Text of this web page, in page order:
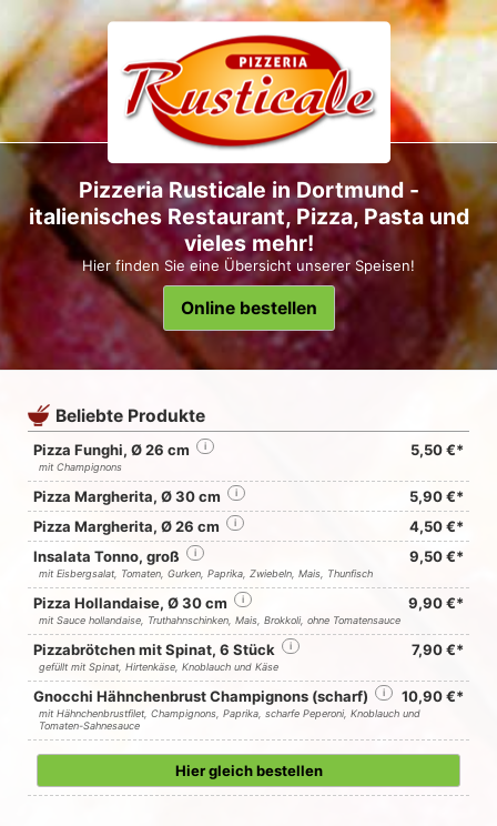
Pizzeria Rusticale in Dortmund -
italienisches Restaurant, Pizza, Pasta und
vieles mehr!
Hier finden Sie eine Übersicht unserer Speisen!
Online bestellen
Beliebte Produkte
Pizza Funghi, Ø 26 cm i 5,50 €*
mit Champignons
Pizza Margherita, Ø 30 cm i
5,90 €*
Pizza Margherita, Ø 26 cm
i
4,50 €*
Insalata Tonno, groß
i 9,50 €*
mit Eisbergsalat, Tomaten, Gurken, Paprika, Zwiebeln, Mais, Thunfisch
Pizza Hollandaise, Ø 30 cm i 9,90 €*
mit Sauce hollandaise, Truthahnschinken, Mais, Brokkoli, ohne Tomatensauce
Pizzabrötchen mit Spinat, 6 Stück i 7,90 €*
gefüllt mit Spinat, Hirtenkäse, Knoblauch und Käse
Gnocchi Hähnchenbrust Champignons (scharf) i 10,90 €*
mit Hähnchenbrustfilet, Champignons, Paprika, scharfe Peperoni, Knoblauch und
Tomaten-Sahnesauce
Hier gleich bestellen